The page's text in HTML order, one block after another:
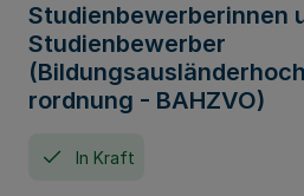
Studienbewerberinnen
Studienbewerber
rordnung - BAHZVO)
In Kraft